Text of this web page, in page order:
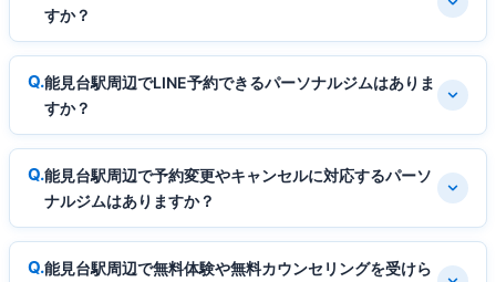
すか？
能見台駅周辺でLINE予約できるパーソナルジムはありま
すか？
能見台駅周辺で予約変更やキャンセルに対応するパーソ
ナルジムはありますか？
能見台駅周辺で無料体験や無料カウンセリングを受けら